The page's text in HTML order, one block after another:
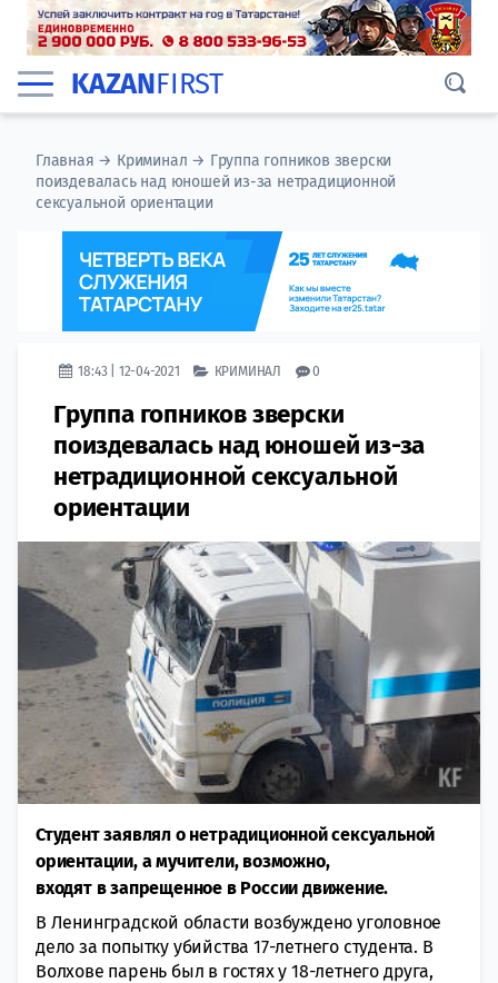
KAZANFIRST
Главная → Криминал → Группа гопников зверски
поиздевалась над юношей из-за нетрадиционной
сексуальной ориентации
18:43 | 12-04-2021 КРИМИНАЛ 0
Группа гопников зверски
поиздевалась над юношей из-за
нетрадиционной сексуальной
ориентации
Студент заявлял о нетрадиционной сексуальной
ориентации, а мучители, возможно,
входят в запрещенное в России движение.
В Ленинградской области возбуждено уголовное
дело за попытку убийства 17-летнего студента. В
Волхове парень был в гостях у 18-летнего друга,